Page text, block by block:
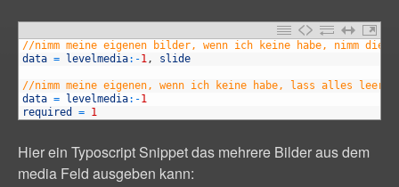
//nimm meine eigenen bilder, wenn ich keine habe, nimm
data = levelmedia: -1, slide
//nimm meine eigenen, wenn ich keine habe, lass alles leer
data = levelmedia: -1
required
= 1
Hier ein Typoscript Snippet das mehrere Bilder aus dem
media Feld ausgeben kann: